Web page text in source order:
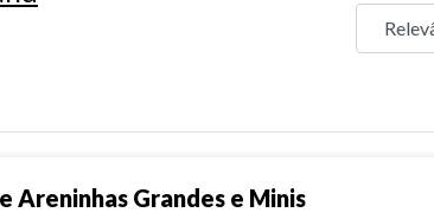
Areninhas Grandes e Minis